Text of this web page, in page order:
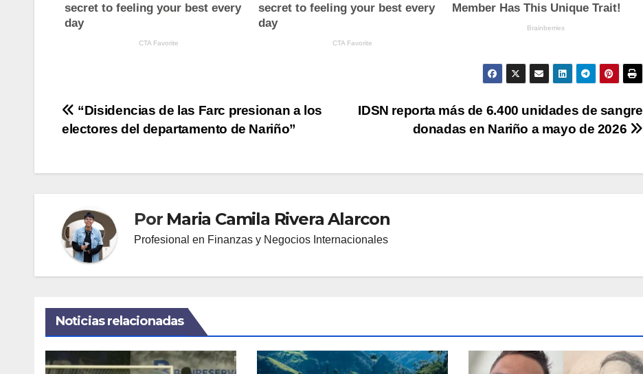
Navegación
entradas
IDSN reporta más de 6.400 unidades de sangre
donadas en Nariño a mayo de 2026
“Disidencias de las Farc presionan a los
electores del departamento de Nariño”
Por Maria Camila Rivera Alarcon
Profesional en Finanzas y Negocios Internacionales
Noticias relacionadas